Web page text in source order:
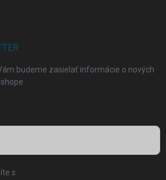
budeme zasielať informácie o nových
s